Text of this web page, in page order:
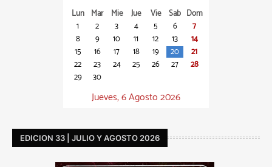
Lun Mar Mie Jue Vie Sab Dom
1
2 3 4 5 6
7
8
9 10 11 12 13
14
15
16 17 18 19 20
21
22
23 24 25 26 27
28
29
30
Jueves, 6 Agosto 2026
EDICION 33 | JULIO Y AGOSTO 2026